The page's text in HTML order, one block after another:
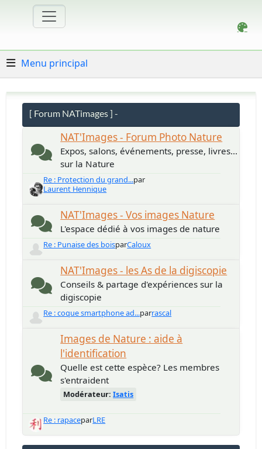
Menu principal
[ Forum NATimages ] -
NAT'Images - Forum Photo Nature
Expos, salons, événements, presse, livres...
sur la Nature
Re : Protection du grand...par
Laurent Hennique
NAT'Images - Vos images Nature
L'espace dédié à vos images de nature
Re : Punaise des boisparCaloux
NAT'Images - les As de la digiscopie
Conseils & partage d'expériences sur la
digiscopie
Re : coque smartphone ad...parrascal
Images de Nature : aide à
l'identification
Quelle est cette espèce? Les membres
s'entraident
Modérateur:Isatis
Re : rapaceparLRE